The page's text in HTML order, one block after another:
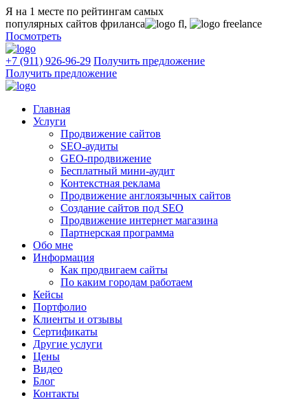
Я на 1 месте по рейтингам самых
популярных сайтов фриланса
,
Посмотреть
+7 (911) 926-96-29 Получить предложение
Получить предложение
Главная
Услуги
Продвижение сайтов
SEO-аудиты
GEO-продвижение
Бесплатный мини-аудит
Контекстная реклама
Продвижение англоязычных сайтов
Создание сайтов под SEO
Продвижение интернет магазина
Партнерская программа
Обо мне
Информация
Как продвигаем сайты
По каким городам работаем
Кейсы
Портфолио
Клиенты и отзывы
Сертификаты
Другие услуги
Цены
Видео
Блог
Контакты